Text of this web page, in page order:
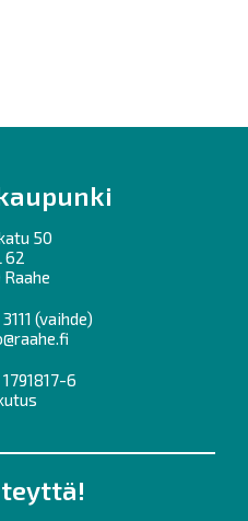
50
62
(vaihde)
6